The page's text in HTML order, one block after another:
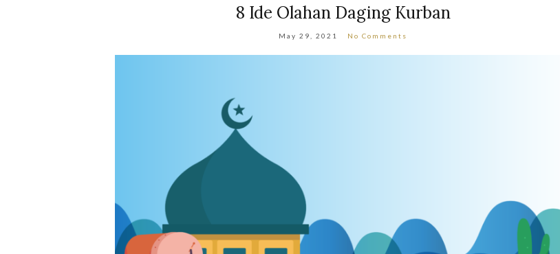
8 Ide Olahan Daging Kurban
May 29, 2021 No Comments